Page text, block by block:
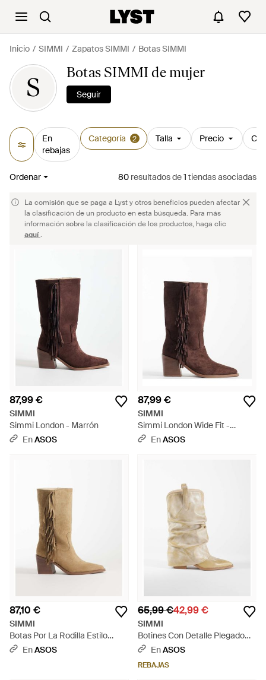
Inicio SIMMI Zapatos SIMMI Botas SIMMI
S
Botas SIMMI de mujer
Seguir
En
rebajas
Categoría 2 Talla Precio
Ordenar 80 resultadosde1 tiendas asociadas
La comisión que se paga a Lyst y otros beneficios pueden afectar
la clasificación de un producto en esta búsqueda. Para más
información sobre la clasificación de los productos, haga clic
aquí.
87,99 €
SIMMI
Simmi London - Marrón
EnASOS
87,99 €
SIMMI
Simmi London Wide Fit -
Marrón
EnASOS
87,10 €
SIMMI
Botas Por La Rodilla Estilo
Wéstern Con Flecos De
EnASOS
65,99 €42,99 €
SIMMI
Botines Con Detalle Plegado
Hasta El Tobillo Ituama De
EnASOS
REBAJAS